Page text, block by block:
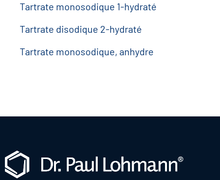
Tartrate monosodique 1-hydraté
Tartrate disodique 2-hydraté
Tartrate monosodique, anhydre